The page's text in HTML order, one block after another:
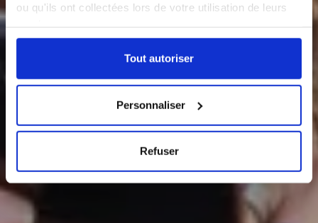
ou qu'ils ont collectées lors de votre utilisation de leurs
Tout autoriser
Personnaliser
Refuser